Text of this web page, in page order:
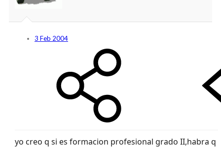
3 Feb 2004
yo creo q si es formacion profesional grado II,habra q